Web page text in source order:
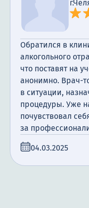
Обратился в
алкогольного
что поставят на
анонимно. Врач-
в ситуации,
процедуры. Уже
почувствовал
за
04.03.2025